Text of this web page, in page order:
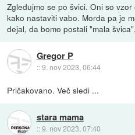
Zgledujmo se po švici. Oni so
kako nastaviti vabo. Morda pa je
dejal, da bomo postali "mala švica".
Gregor P
::9. nov 2023, 06:44
Pričakovano. Več sledi ...
stara mama
::9. nov 2023, 07:40